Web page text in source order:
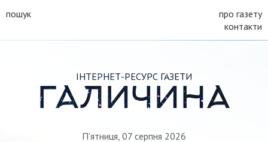
пошук
про газету
контакти
ІНТЕРНЕТ-РЕСУРС ГАЗЕТИ
ГАЛИЧИНА
П'ятниця, 07 серпня 2026